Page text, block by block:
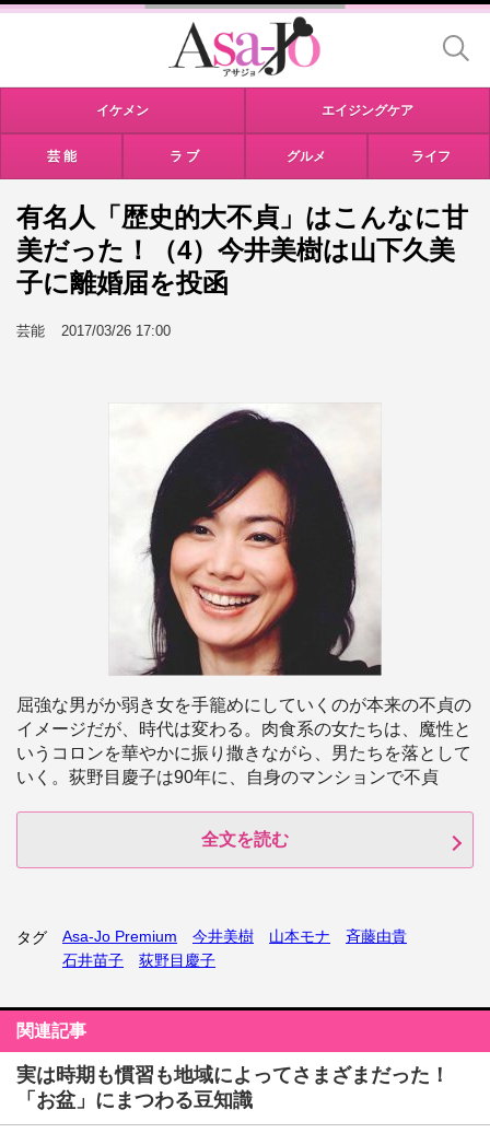
イケメン エイジングケア
芸 能 ラ ブ グルメ ライフ
有名人「歴史的大不貞」はこんなに甘
美だった！（4）今井美樹は山下久美
子に離婚届を投函
芸能 2017/03/26 17:00
屈強な男がか弱き女を手籠めにしていくのが本来の不貞の
イメージだが、時代は変わる。肉食系の女たちは、魔性と
いうコロンを華やかに振り撒きながら、男たちを落として
いく。荻野目慶子は90年に、自身のマンションで不貞
全文を読む
タグ Asa‐Jo Premium 今井美樹 山本モナ
斉藤由貴
石井苗子
荻野目慶子
関連記事
実は時期も慣習も地域によってさまざまだった！
「お盆」にまつわる豆知識